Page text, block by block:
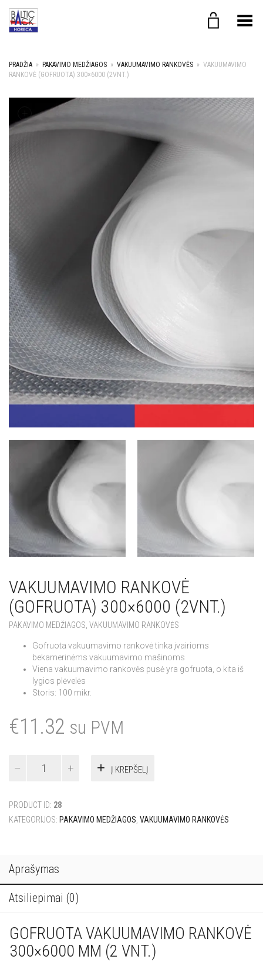
Toggle Menu
PRADŽIA » PAKAVIMO MEDŽIAGOS » VAKUUMAVIMO RANKOVĖS » VAKUUMAVIMO
RANKOVĖ (GOFRUOTA) 300×6000 (2VNT.)
+
VAKUUMAVIMO RANKOVĖ
(GOFRUOTA) 300×6000 (2VNT.)
PAKAVIMO MEDŽIAGOS VAKUUMAVIMO RANKOVĖS
Gofruota vakuumavimo rankovėtinka įvairioms
bekamerinėms vakuumavimo mašinoms
Viena vakuumavimo rankovės pusė yra gofruota, o kita iš
lygios plėvelės
Storis: 100 mikr.
€11.32 su PVM
(Gofruota)
300x6000
Į KREPŠELĮ
PRODUCT ID: 28
KATEGORIJOS: PAKAVIMO MEDŽIAGOS VAKUUMAVIMO RANKOVĖS
Aprašymas
Atsiliepimai (0)
GOFRUOTA VAKUUMAVIMO RANKOVĖ
300×6000 MM (2 VNT.)